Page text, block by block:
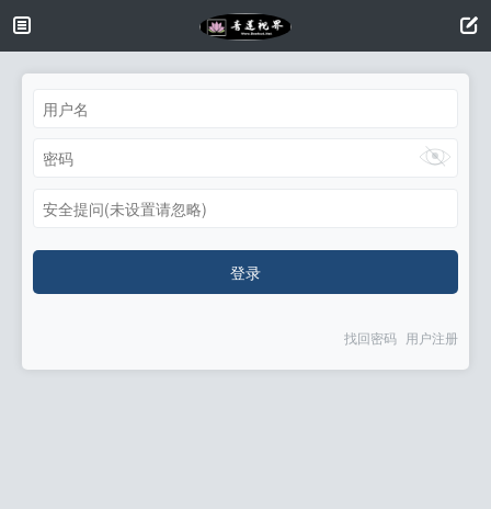
安全提问(未设置请忽略)
登录
找回密码 用户注册